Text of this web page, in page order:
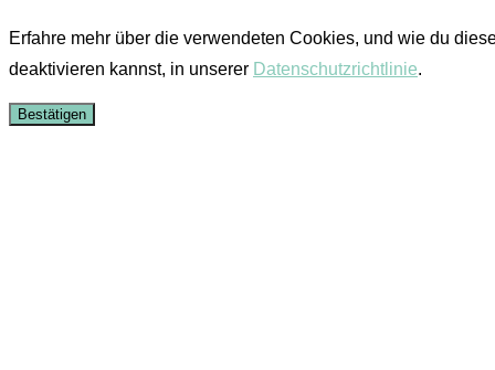
Erfahre mehr über die verwendeten Cookies, und wie du
deaktivieren kannst, in unserer Datenschutzrichtlinie.
Bestätigen